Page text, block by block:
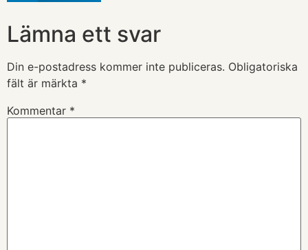
Lämna ett svar
Din e-postadress kommer inte publiceras. Obligatoriska
fält är märkta *
Kommentar *